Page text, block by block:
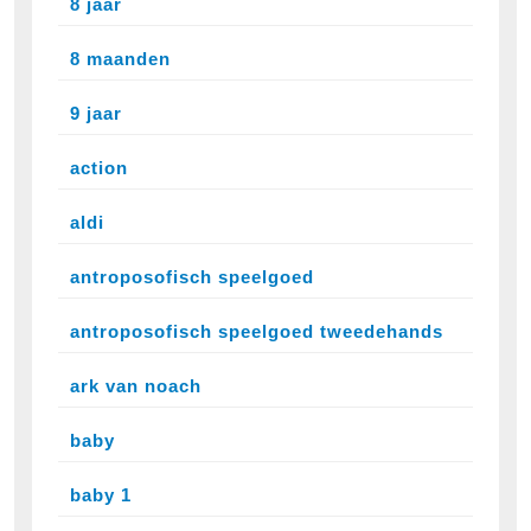
8 jaar
8 maanden
9 jaar
action
aldi
antroposofisch speelgoed
antroposofisch speelgoed tweedehands
ark van noach
baby
baby 1